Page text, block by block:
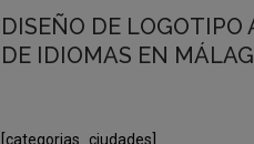
DISEÑO DE LOGOTIPO
DE IDIOMAS EN
[categorias_ciudades]